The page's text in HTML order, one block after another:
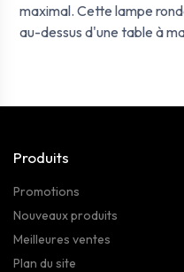
maximal. Cette lampe
au-dessus d'une table à
Produits
Promotions
Nouveaux produits
Meilleures ventes
Plan du site